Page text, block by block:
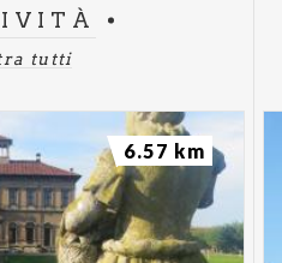
tutti
6.57 km